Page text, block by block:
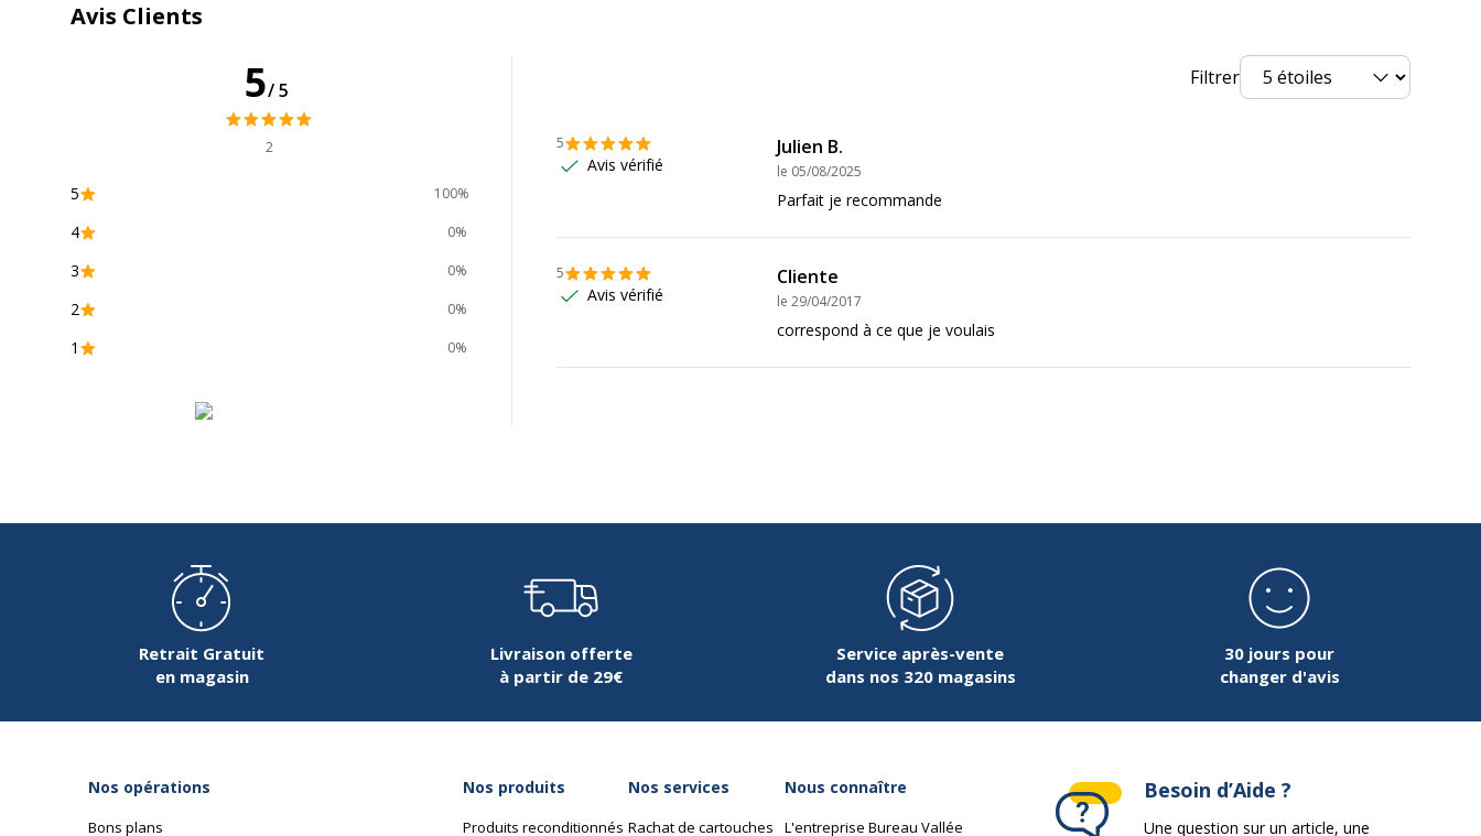
Données logistiques
Avis Clients
5/5
2
5 100%
4 0%
3 0%
2 0%
1 0%
Filtrer
5
Avis vérifié
Julien B.
le 05/08/2025
Parfait je recommande
5
Avis vérifié
Cliente
le 29/04/2017
correspond à ce que je voulais
Retrait Gratuit
en magasin
Livraison offerte
à partir de 29€
Service après-vente
dans nos 320 magasins
30 jours pour
changer d'avis
Nos opérations
Bons plans
Nos produits
Produits reconditionnés
Nos services
Rachat de cartouches
Nous connaître
L'entreprise Bureau Vallée
Besoin d’Aide ?
Une question sur un article, une